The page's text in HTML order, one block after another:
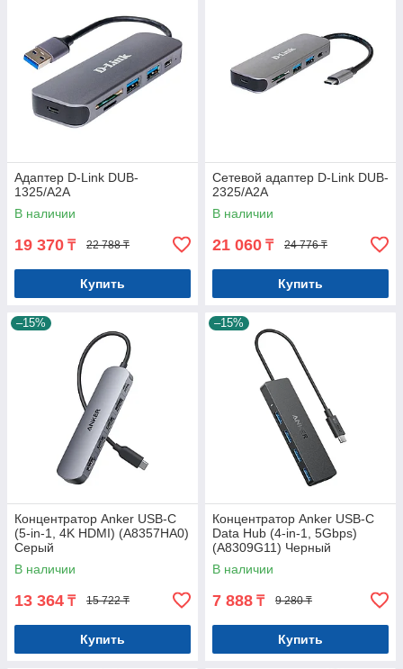
Адаптер D-Link DUB-
1325/A2A
В наличии
19 370 ₸ 22 788 ₸
Купить
Сетевой адаптер D-Link DUB-
2325/A2A
В наличии
21 060 ₸ 24 776 ₸
Купить
–15%
Концентратор Anker USB-C
(5-in-1, 4K HDMI) (A8357HA0)
Серый
В наличии
13 364 ₸ 15 722 ₸
Купить
–15%
Концентратор Anker USB-C
Data Hub (4-in-1, 5Gbps)
(A8309G11) Черный
В наличии
7 888 ₸ 9 280 ₸
Купить